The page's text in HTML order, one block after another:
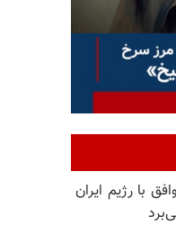
با رژیم ایران